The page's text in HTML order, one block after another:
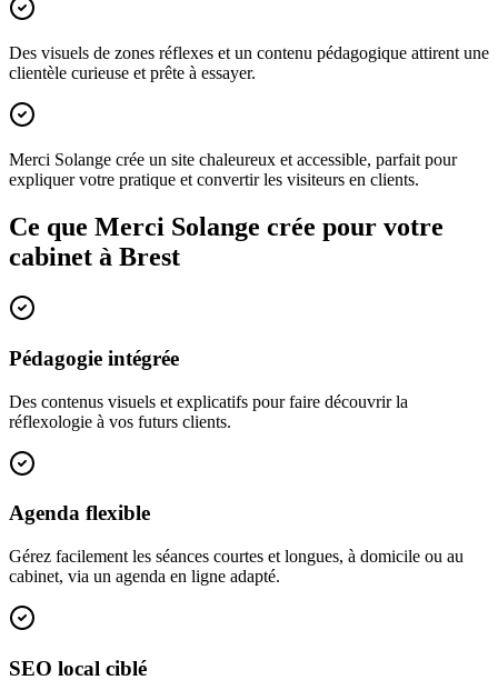
Des visuels de zones réflexes et un contenu pédagogique attirent une
clientèle curieuse et prête à essayer.
Merci Solange crée un site chaleureux et accessible, parfait pour
expliquer votre pratique et convertir les visiteurs en clients.
Ce que Merci Solange crée pour votre
cabinet à Brest
Pédagogie intégrée
Des contenus visuels et explicatifs pour faire découvrir la
réflexologie à vos futurs clients.
Agenda flexible
Gérez facilement les séances courtes et longues, à domicile ou au
cabinet, via un agenda en ligne adapté.
SEO local ciblé